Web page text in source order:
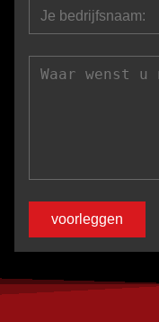
voorleggen